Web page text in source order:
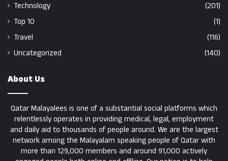
Technology
(201)
Top 10
(1)
Travel
(116)
Uncategorized
(140)
About Us
Qatar Malayalees is one of a substantial social platforms which
relentlessly operates in providing medical, legal, employment
and daily aid to thousands of people around. We are the largest
network among the Malayalam speaking people of Qatar with
more than 129,000 members and around 91,000 actively